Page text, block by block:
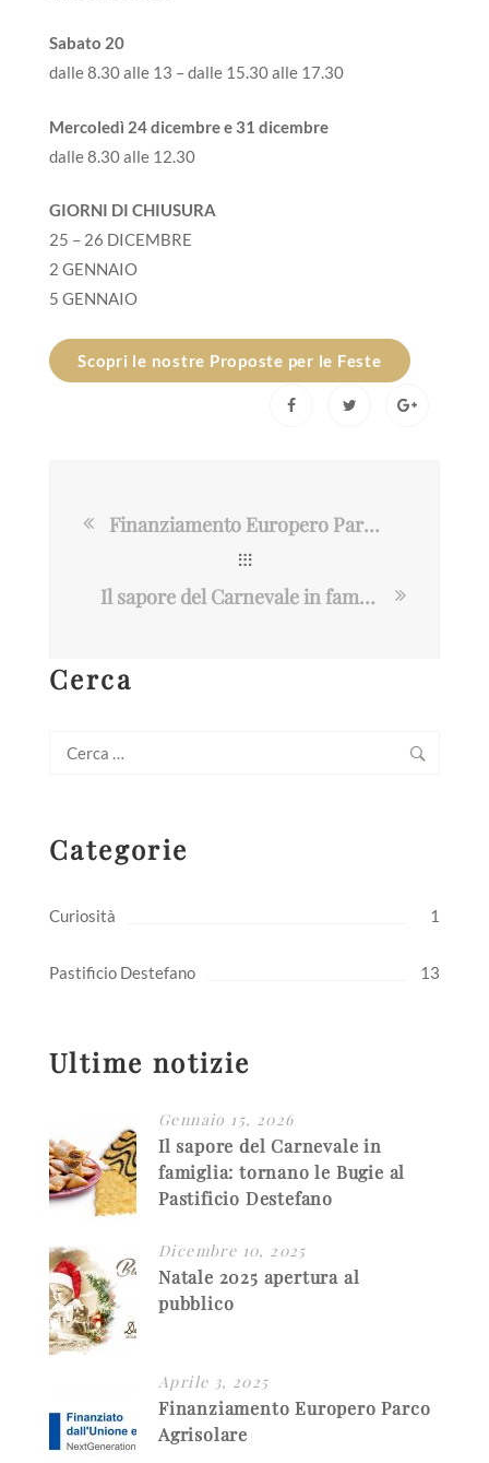
Sabato 20
dalle 8.30 alle 13 – dalle 15.30 alle 17.30
Mercoledì 24 dicembre e 31 dicembre
dalle 8.30 alle 12.30
GIORNI DI CHIUSURA
25 – 26 DICEMBRE
2 GENNAIO
5 GENNAIO
Scopri le nostre Proposte per le Feste
Finanziamento Europero Parco Agrisolare
Il sapore del Carnevale in famiglia: tornano le Bugie al Pastificio Destefano
Cerca
Ricerca
Categorie
Curiosità 1
Pastificio Destefano 13
Ultime notizie
Gennaio 15, 2026
Il sapore del Carnevale in
famiglia: tornano le Bugie al
Pastificio Destefano
Dicembre 10, 2025
Natale 2025 apertura al
pubblico
Aprile 3, 2025
Finanziamento Europero Parco
Agrisolare